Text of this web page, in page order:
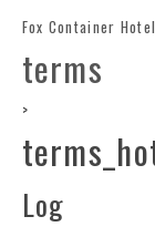
Fox Container Hotel
terms
>
Log